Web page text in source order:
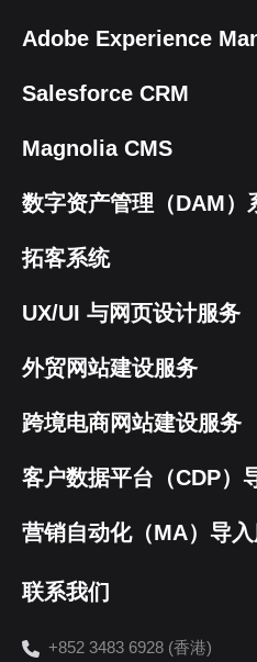
Adobe Experience
Salesforce CRM
Magnolia CMS
数字资产管理（DAM）
拓客系统
UX/UI 与网页设计服务
外贸网站建设服务
跨境电商网站建设服务
客户数据平台（CDP）
营销自动化（MA）导
联系我们
+852 3483 6928 (香港)